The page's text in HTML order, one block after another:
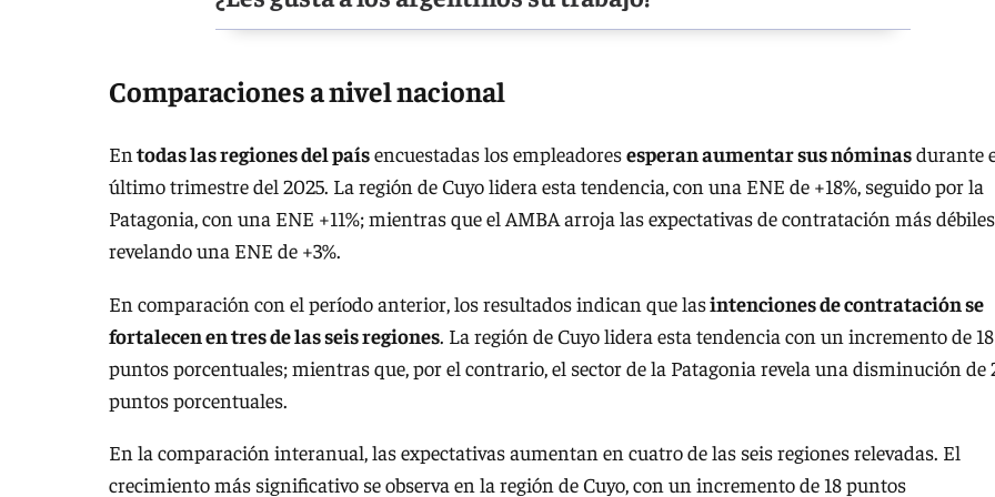
Comparaciones a nivel nacional
En todas las regiones del paísencuestadas los empleadoresesperan aumentar sus nóminasdurante
último trimestre del 2025. La región de Cuyo lidera esta tendencia, con una ENE de +18%, seguido por la
Patagonia, con una ENE +11%; mientras que el AMBA arroja las expectativas de contratación más
revelando una ENE de +3%.
En comparación con el período anterior, los resultados indican que lasintenciones de contratación se
fortalecen en tres de las seis regiones. La región de Cuyo lidera esta tendencia con un incremento de 18
puntos porcentuales; mientras que, por el contrario, el sector de la Patagonia revela una disminución de
puntos porcentuales.
En la comparación interanual, las expectativas aumentan en cuatro de las seis regiones relevadas. El
crecimiento más significativo se observa en la región de Cuyo, con un incremento de 18 puntos